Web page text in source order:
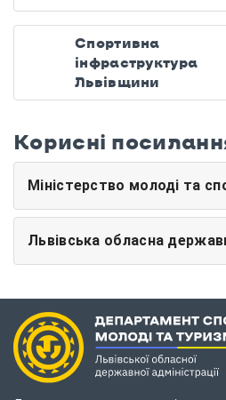
Спортивна
інфраструктура
Львівщини
Корисні
Міністерство молоді та
Львівська обласна